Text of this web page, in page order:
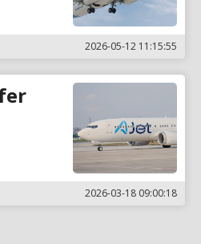
2026-05-12 11:15:55
2026-03-18 09:00:18